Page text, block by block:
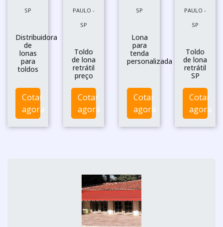
SP
Distribuidora
de
lonas
para
toldos
Cotar
agora
PAULO -
SP
Toldo
de lona
retrátil
preço
Cotar
agora
SP
Lona
para
tenda
personalizada
Cotar
agora
PAULO -
SP
Toldo
de lona
retrátil
SP
Cotar
agora